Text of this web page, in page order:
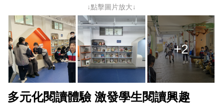
↓點擊圖片放大↓
+2
多元化閱讀體驗 激發學生閱讀興趣